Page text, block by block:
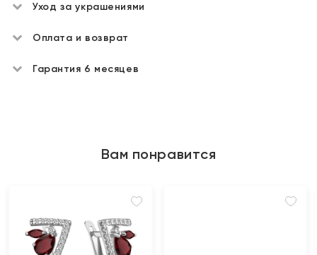
Уход за украшениями
Оплата и возврат
Гарантия 6 месяцев
Вам понравится